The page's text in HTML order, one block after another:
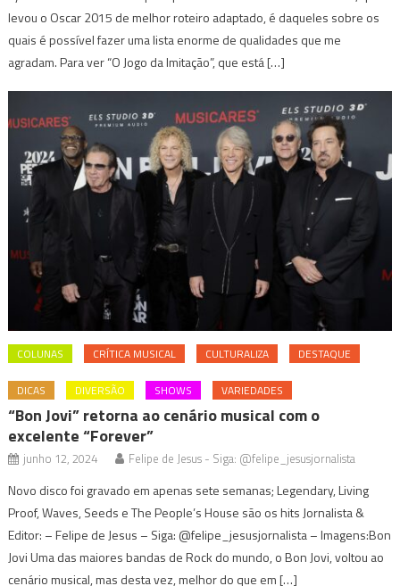
levou o Oscar 2015 de melhor roteiro adaptado, é daqueles sobre os
quais é possível fazer uma lista enorme de qualidades que me
agradam. Para ver “O Jogo da Imitação”, que está […]
COLUNAS CRÍTICA MUSICAL CULTURALIZA DESTAQUE
DICAS DIVERSÃO SHOWS VARIEDADES
“Bon Jovi” retorna ao cenário musical com o
excelente “Forever”
junho 12, 2024 Felipe de Jesus - Siga: @felipe_jesusjornalista
Novo disco foi gravado em apenas sete semanas; Legendary, Living
Proof, Waves, Seeds e The People’s House são os hits Jornalista &
Editor: – Felipe de Jesus – Siga: @felipe_jesusjornalista – Imagens:Bon
Jovi Uma das maiores bandas de Rock do mundo, o Bon Jovi, voltou ao
cenário musical, mas desta vez, melhor do que em […]